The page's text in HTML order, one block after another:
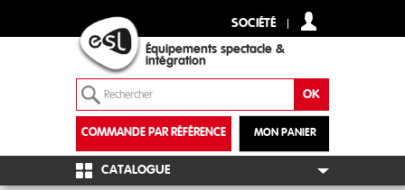
SOCIÉTÉ
Équipements spectacle &
intégration
MON PANIER
COMMANDE PAR RÉFÉRENCE
+
CATALOGUE